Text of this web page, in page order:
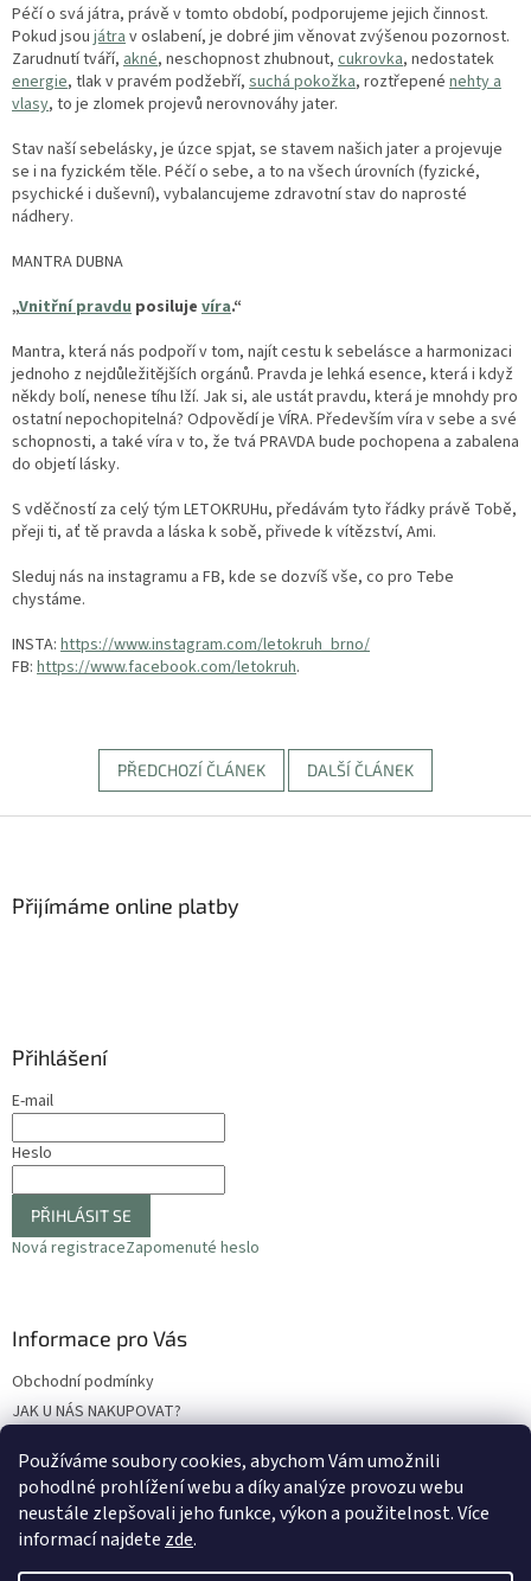
Používáme soubory cookies, abychom Vám umožnili
pohodlné prohlížení webu a díky analýze provozu webu
neustále zlepšovali jeho funkce, výkon a použitelnost. Více
informací najdete zde.
Péčí o svá játra, právě v tomto období, podporujeme jejich činnost.
Pokud jsou játra v oslabení, je dobré jim věnovat zvýšenou pozornost.
Zarudnutí tváří, akné, neschopnost zhubnout, cukrovka, nedostatek
energie, tlak v pravém podžebří, suchá pokožka, roztřepené nehty a
vlasy, to je zlomek projevů nerovnováhy jater.
Stav naší sebelásky, je úzce spjat, se stavem našich jater a projevuje
se i na fyzickém těle. Péčí o sebe, a to na všech úrovních (fyzické,
psychické i duševní), vybalancujeme zdravotní stav do naprosté
nádhery.
MANTRA DUBNA
„Vnitřní pravdu posiluje víra.“
Mantra, která nás podpoří v tom, najít cestu k sebelásce a harmonizaci
jednoho z nejdůležitějších orgánů. Pravda je lehká esence, která i když
někdy bolí, nenese tíhu lží. Jak si, ale ustát pravdu, která je mnohdy pro
ostatní nepochopitelná? Odpovědí je VÍRA. Především víra v sebe a své
schopnosti, a také víra v to, že tvá PRAVDA bude pochopena a zabalena
do objetí lásky.
S vděčností za celý tým LETOKRUHu, předávám tyto řádky právě Tobě,
přeji ti, ať tě pravda a láska k sobě, přivede k vítězství, Ami.
Sleduj nás na instagramu a FB, kde se dozvíš vše, co pro Tebe
chystáme.
INSTA: https://www.instagram.com/letokruh_brno/
FB: https://www.facebook.com/letokruh.
PŘEDCHOZÍ ČLÁNEK DALŠÍ ČLÁNEK
Přijímáme online platby
Přihlášení
E-mail
Heslo
PŘIHLÁSIT SE
Nová registraceZapomenuté heslo
Informace pro Vás
Obchodní podmínky
JAK U NÁS NAKUPOVAT?
Odstoupení od smlouvy
Reklamační protokol